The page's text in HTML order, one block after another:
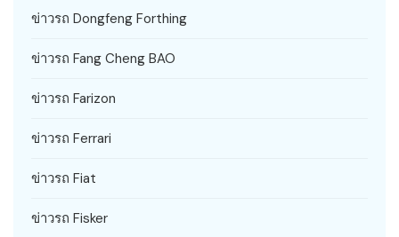
ข่าวรถ Dongfeng Forthing
ข่าวรถ Fang Cheng BAO
ข่าวรถ Farizon
ข่าวรถ Ferrari
ข่าวรถ Fiat
ข่าวรถ Fisker